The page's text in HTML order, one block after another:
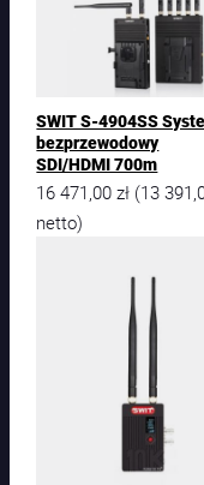
SWIT S-4904SS
bezprzewodowy
SDI/HDMI 700m
16 471,00zł (13
netto)